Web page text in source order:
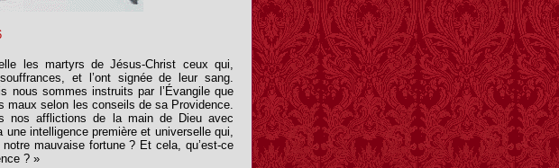
les martyrs de Jésus-Christ ceux qui,
et l’ont signée de leur sang.
nous sommes instruits par l’Évangile que
maux selon les conseils de sa Providence.
nos afflictions de la main de Dieu avec
intelligence première et universelle qui,
mauvaise fortune ? Et cela, qu’est-ce
? »